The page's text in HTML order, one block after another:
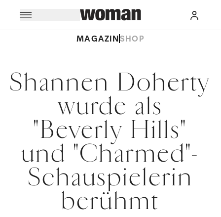
MAGAZINSHOP
Shannen Doherty
wurde als
"Beverly Hills"
und "Charmed"-
Schauspielerin
berühmt